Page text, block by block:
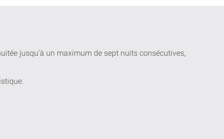
jusqu'à un maximum de sept nuits consécutives,